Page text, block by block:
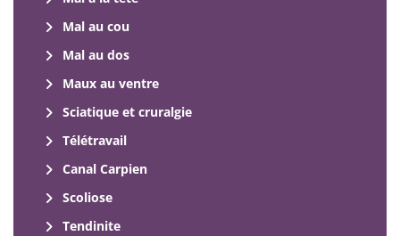
Mal au cou
Mal au dos
Maux au ventre
Sciatique et cruralgie
Télétravail
Canal Carpien
Scoliose
Tendinite